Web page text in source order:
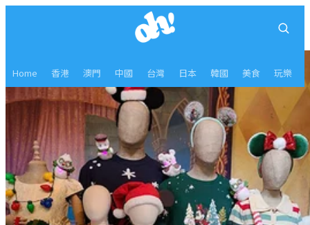
Home 香港 澳門 中國 台灣 日本 韓國 美食 玩樂